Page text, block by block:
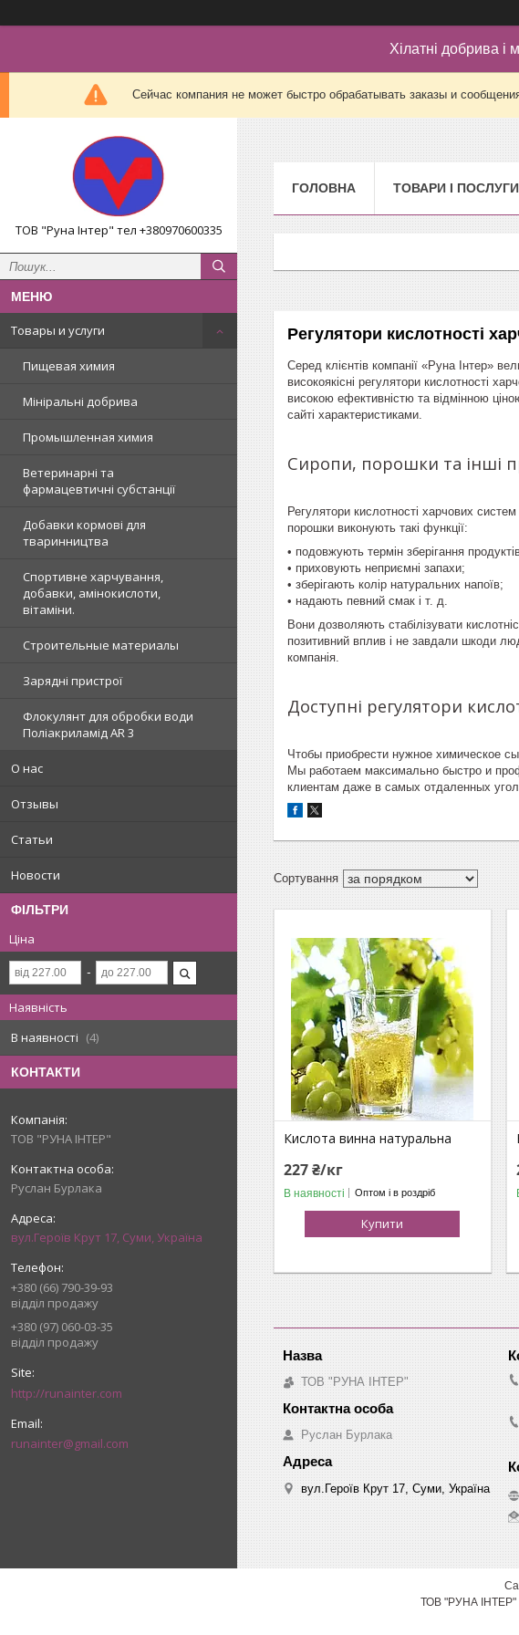
Хілатні добрива і
Сейчас компания не может быстро обрабатывать заказы и
ТОВ "Руна Інтер" тел +380970600335
Товары и услуги
Пищевая химия
Мініральні добрива
Промышленная химия
Ветеринарні та
фармацевтичні субстанції
Добавки кормові для
тваринництва
Спортивне харчування,
добавки, амінокислоти,
вітаміни.
Строительные материалы
Зарядні пристрої
Флокулянт для обробки води
Поліакриламід AR 3
О нас
Отзывы
Статьи
Новости
ФІЛЬТРИ
Ціна
Наявність
В наявності
4
КОНТАКТИ
ТОВ "РУНА ІНТЕР"
Руслан Бурлака
вул.Героїв Крут 17, Суми, Україна
+380 (66) 790-39-93
відділ продажу
+380 (97) 060-03-35
відділ продажу
http://runainter.com
runainter@gmail.com
ГОЛОВНА ТОВАРИ І ПОСЛУГИ
Регулятори кислотності
Серед клієнтів компанії «Руна Інтер»
високоякісні регулятори кислотності
високою ефективністю та відмінною
сайті характеристиками.
Сиропи, порошки та інші
Регулятори кислотності харчових
порошки виконують такі функції:
• подовжують термін зберігання
• приховують неприємні запахи;
• зберігають колір натуральних напоїв;
• надають певний смак і т. д.
Вони дозволяють стабілізувати
позитивний вплив і не завдали шкоди
компанія.
Доступні регулятори
Чтобы приобрести нужное химическое
Мы работаем максимально быстро и
клиентам даже в самых отдаленных
Кислота винна натуральна
227 ₴/кг
В наявності Оптом і в роздріб
Купити
ТОВ "РУНА ІНТЕР"
Руслан Бурлака
вул.Героїв Крут 17, Суми, Україна